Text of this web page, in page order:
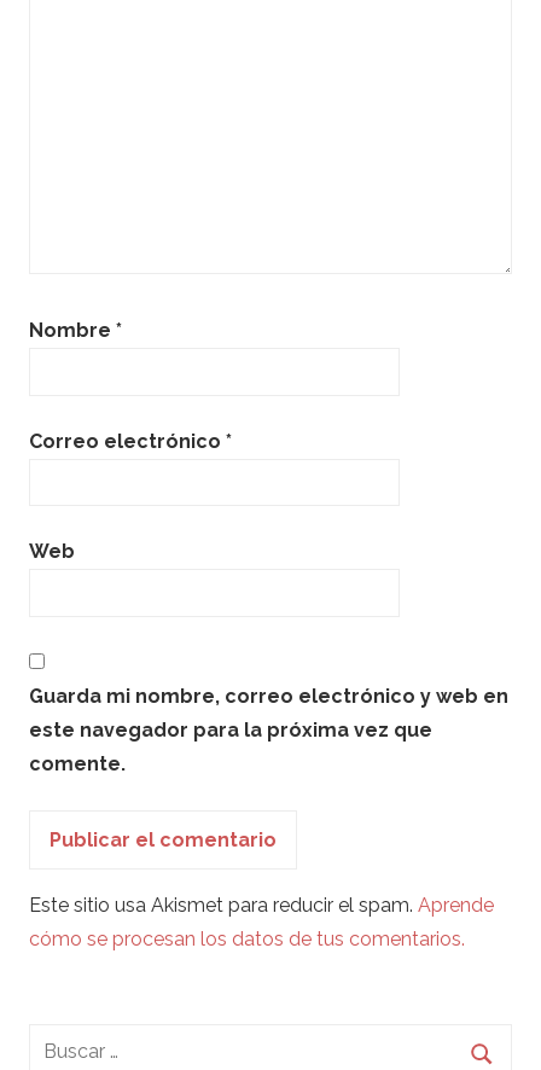
Nombre *
Correo electrónico *
Web
Guarda mi nombre, correo electrónico y web en
este navegador para la próxima vez que
comente.
Este sitio usa Akismet para reducir el spam. Aprende
cómo se procesan los datos de tus comentarios.